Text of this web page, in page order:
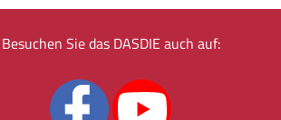
Besuchen Sie das DASDIE auch auf: